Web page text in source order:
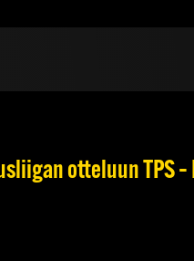
otteluun TPS